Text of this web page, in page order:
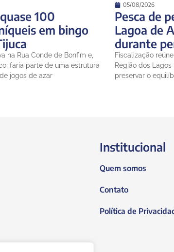
100
em bingo
na Rua Conde de Bonfim e,
faria parte de uma estrutura
jogos de azar
05/08/2026
Pesca de
Lagoa de
durante
Fiscalização
Região dos
preservar o
Institucional
Quem somos
Contato
Política de